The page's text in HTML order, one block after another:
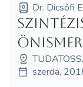
Dr. Dicsőfi
szerda,